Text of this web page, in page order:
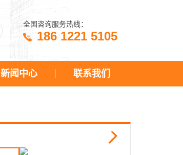
新闻中心 联系我们
全国咨询服务热线：
186 1221 5105